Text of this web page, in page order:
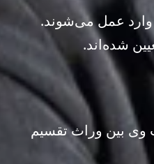
وارد عمل می‌شوند.
شده‌اند.
وی بین وراث تقسیم